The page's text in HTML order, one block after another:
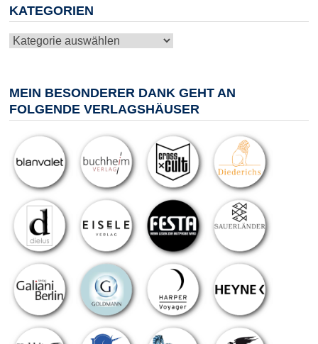
KATEGORIEN
Kategorien
MEIN BESONDERER DANK GEHT AN
FOLGENDE VERLAGSHÄUSER